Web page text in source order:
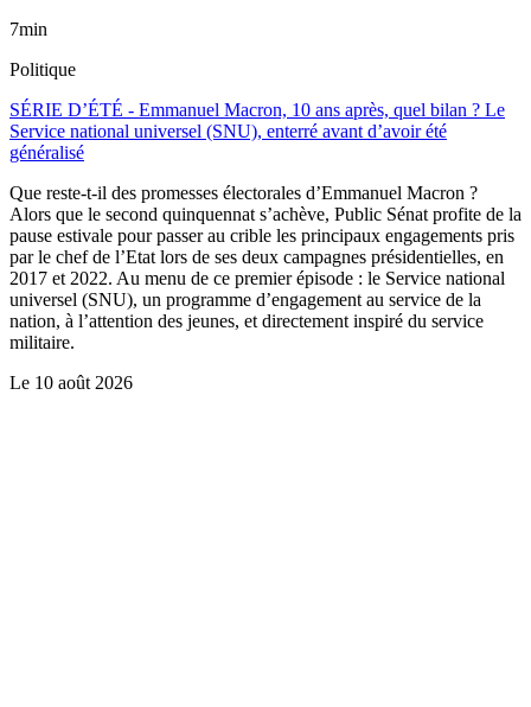
7min
Politique
SÉRIE D’ÉTÉ - Emmanuel Macron, 10 ans après, quel bilan ? Le
Service national universel (SNU), enterré avant d’avoir été
généralisé
Que reste-t-il des promesses électorales d’Emmanuel Macron ?
Alors que le second quinquennat s’achève, Public Sénat profite de la
pause estivale pour passer au crible les principaux engagements pris
par le chef de l’Etat lors de ses deux campagnes présidentielles, en
2017 et 2022. Au menu de ce premier épisode : le Service national
universel (SNU), un programme d’engagement au service de la
nation, à l’attention des jeunes, et directement inspiré du service
militaire.
Le 10 août 2026